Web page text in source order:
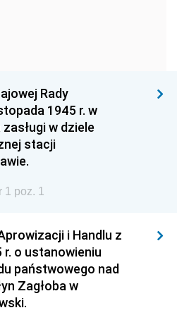
1946
Rady
1945 r. w
w dziele
stacji
poz. 1
i Handlu z
o ustanowieniu
państwowego nad
Zagłoba w